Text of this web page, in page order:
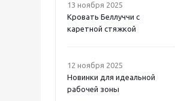
13 ноября 2025
Кровать Беллуччи с
каретной стяжкой
12 ноября 2025
Новинки для идеальной
рабочей зоны